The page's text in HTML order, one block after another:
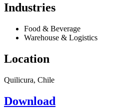
Industries
Food & Beverage
Warehouse & Logistics
Location
Quilicura, Chile
Download